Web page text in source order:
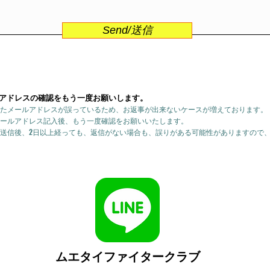
Send/送信
ドレスの確認をもう一度お願いします。
メールアドレスが誤っているため、お返事が出来ないケースが増えております。
ルアドレス記入後、もう一度確認をお願いいたします。
信後、2日以上経っても、返信がない場合も、誤りがある可能性がありますので
ムエタイファイタークラブ